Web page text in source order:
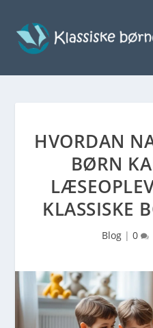
HVORDAN
BØRN
KLASSISKE
Blog| 0